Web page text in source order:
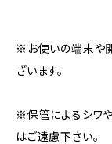
※お使いの端末や
ざいます。
※保管によるシワ
はご遠慮下さい。